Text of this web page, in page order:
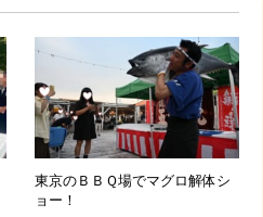
東京のＢＢＱ場でマグロ解体シ
ョー！